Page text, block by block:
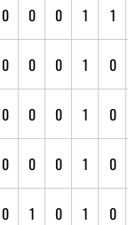
0 0 0 1 1
0 0 0 1 0
0 0 0 1 0
0 0 0 1 0
0 1 0 1 0